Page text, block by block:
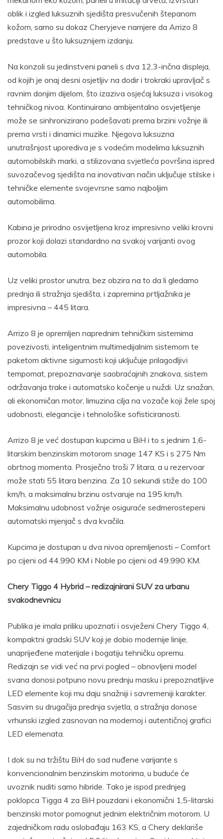
oblik i izgled luksuznih sjedišta presvučenih štepanom
kožom, samo su dokaz Cheryjeve namjere da Arrizo 8
predstave u što luksuznijem izdanju.
Na konzoli su jedinstveni paneli s dva 12,3-inčna displeja,
od kojih je onaj desni osjetljiv na dodir i trokraki upravljač s
ravnim donjim dijelom, što izaziva osjećaj luksuza i visokog
tehničkog nivoa. Kontinuirano ambijentalno osvjetljenje
može se sinhronizirano podešavati prema brzini vožnje ili
prema vrsti i dinamici muzike. Njegova luksuzna
unutrašnjost uporediva je s vodećim modelima luksuznih
automobilskih marki, a stilizovana svjetleća površina ispred
suvozačevog sjedišta na inovativan način uključuje stilske i
tehničke elemente svojevrsne samo najboljim
automobilima.
Kabina je prirodno osvijetljena kroz impresivno veliki krovni
prozor koji dolazi standardno na svakoj varijanti ovog
automobila.
Uz veliki prostor unutra, bez obzira na to da li gledamo
prednja ili stražnja sjedišta, i zapremina prtljažnika je
impresivna – 445 litara.
Arrizo 8 je opremljen naprednim tehničkim sistemima
povezivosti, inteligentnim multimedijalnim sistemom te
paketom aktivne sigurnosti koji uključuje prilagodljivi
tempomat, prepoznavanje saobraćajnih znakova, sistem
održavanja trake i automatsko kočenje u nuždi. Uz snažan,
ali ekonomičan motor, limuzina cilja na vozače koji žele spoj
udobnosti, elegancije i tehnološke sofisticiranosti.
Arrizo 8 je već dostupan kupcima u BiH i to s jednim 1,6-
litarskim benzinskim motorom snage 147 KS i s 275 Nm
obrtnog momenta. Prosječno troši 7 litara, a u rezervoar
može stati 55 litara benzina. Za 10 sekundi stiže do 100
km/h, a maksimalnu brzinu ostvaruje na 195 km/h.
Maksimalnu udobnost vožnje osiguraće sedmerostepeni
automatski mjenjač s dva kvačila.
Kupcima je dostupan u dva nivoa opremljenosti – Comfort
po cijeni od 44.990 KM i Noble po cijeni od 49.990 KM.
Chery Tiggo 4 Hybrid – redizajnirani SUV za urbanu
svakodnevnicu
Publika je imala priliku upoznati i osvježeni Chery Tiggo 4,
kompaktni gradski SUV koji je dobio modernije linije,
unaprijeđene materijale i bogatiju tehničku opremu.
Redizajn se vidi već na prvi pogled – obnovljeni model
svana donosi potpuno novu prednju masku i prepoznatljive
LED elemente koji mu daju snažniji i savremeniji karakter.
Sasvim su drugačija prednja svjetla, a stražnja donose
vrhunski izgled zasnovan na modernoj i autentičnoj grafici
LED elemenata.
I dok su na tržištu BiH do sad nuđene varijante s
konvencionalnim benzinskim motorima, u buduće će
uvoznik nuditi samo hibride. Tako je ispod prednjeg
poklopca Tigga 4 za BiH pouzdani i ekonomični 1,5-litarski
benzinski motor pomognut jednim električnim motorom. U
zajedničkom radu oslobađaju 163 KS, a Chery deklariše